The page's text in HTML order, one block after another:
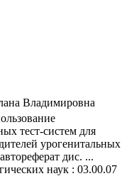
Владимировна
тест-систем для
урогенитальных
дис. ...
наук : 03.00.07